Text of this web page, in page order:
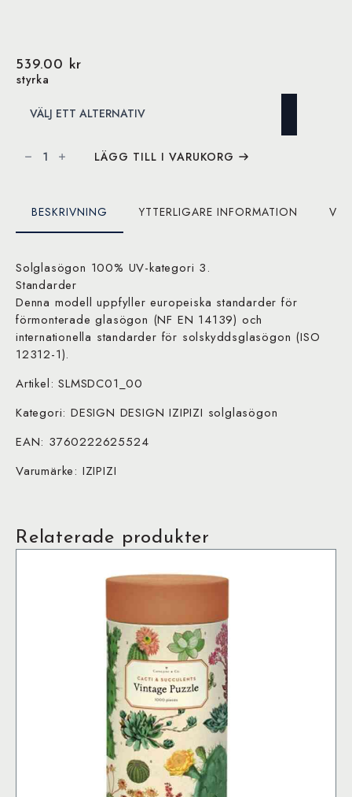
539.00 kr
styrka
solglasögon
#D LÄGG TILL I VARUKORG
BESKRIVNING YTTERLIGARE INFORMATION
Solglasögon 100% UV-kategori 3.
Standarder
Denna modell uppfyller europeiska standarder för
förmonterade glasögon (NF EN 14139) och
internationella standarder för solskyddsglasögon (ISO
12312-1).
Artikel: SLMSDC01_00
Kategori: DESIGN DESIGN IZIPIZI solglasögon
EAN: 3760222625524
Varumärke: IZIPIZI
Relaterade produkter